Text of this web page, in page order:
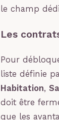
le champ
Les
Pour
liste définie
Habitation,
doit être
que les